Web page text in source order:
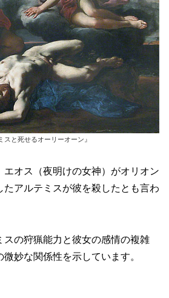
と死せるオーリーオーン』
エオス（夜明けの女神）がオリオン
たアルテミスが彼を殺したとも言わ
スの狩猟能力と彼女の感情の複雑
妙な関係性を示しています。